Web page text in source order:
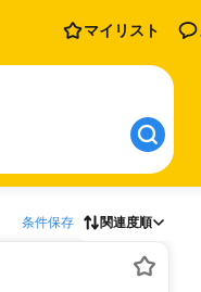
マイリスト
条件保存 関連度順